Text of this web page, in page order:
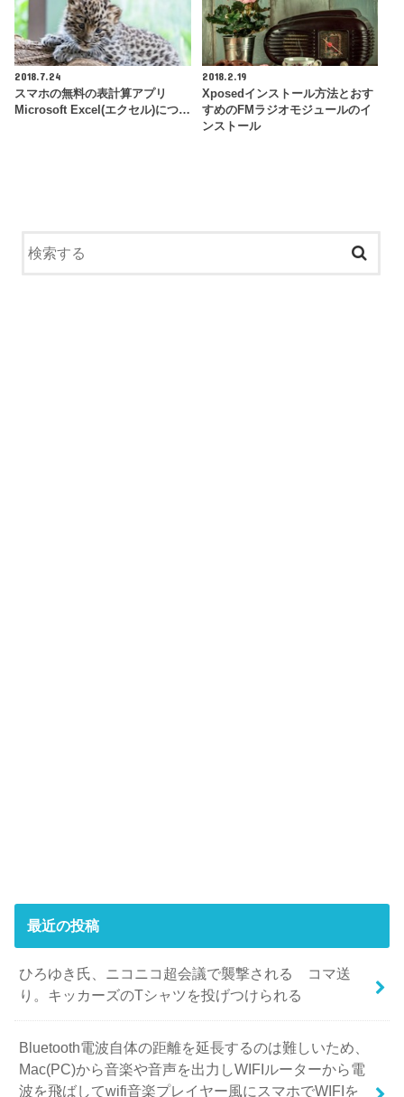
2018.7.24
スマホの無料の表計算アプリ
Microsoft Excel(エクセル)につ…
2018.2.19
Xposedインストール方法とおす
すめのFMラジオモジュールのイ
ンストール
最近の投稿
ひろゆき氏、ニコニコ超会議で襲撃される コマ送
り。キッカーズのTシャツを投げつけられる
Bluetooth電波自体の距離を延長するのは難しいため、
Mac(PC)から音楽や音声を出力しWIFIルーターから電
波を飛ばしてwifi音楽プレイヤー風にスマホでWIFIを